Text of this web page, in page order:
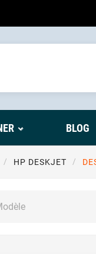
BLOG
HP DESKJET